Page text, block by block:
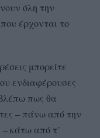
όλη την
έρχονται το
μπορείτε
ενδιαφέρουσες
πως θα
– πάνω από την
κάτω από τ’